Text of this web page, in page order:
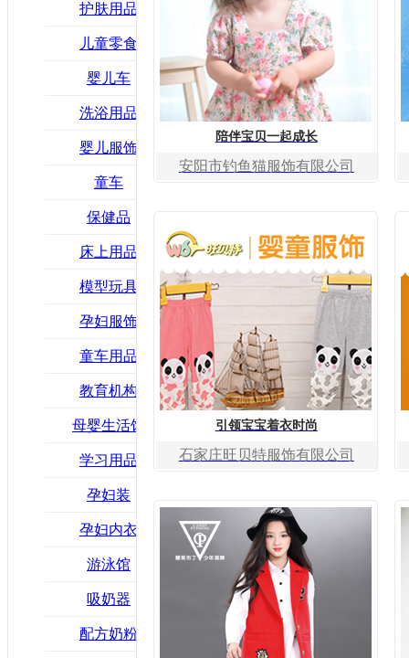
护肤用品
儿童零食
婴儿车
洗浴用品
婴儿服饰
童车
保健品
床上用品
模型玩具
孕妇服饰
童车用品
教育机构
母婴生活馆
学习用品
孕妇装
孕妇内衣
游泳馆
吸奶器
配方奶粉
陪伴宝贝一起成长
安阳市钓鱼猫服饰有限公司
引领宝宝着衣时尚
石家庄旺贝特服饰有限公司